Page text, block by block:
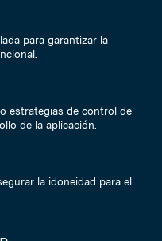
para garantizar la
estrategias de control de
de la aplicación.
la idoneidad para el